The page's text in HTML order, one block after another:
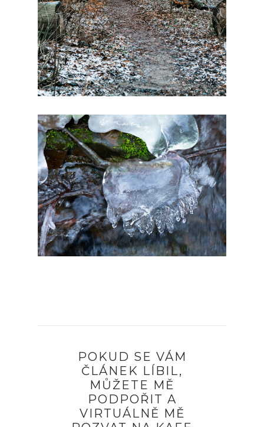
POKUD SE VÁM
ČLÁNEK LÍBIL,
MŮŽETE MĚ
PODPOŘIT A
VIRTUÁLNĚ MĚ